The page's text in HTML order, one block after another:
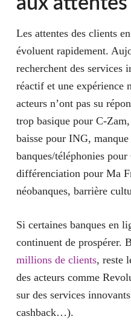
Les attentes des clients
évoluent rapidement.
recherchent des services
réactif et une expérience
acteurs n’ont pas su
trop basique pour C-
baisse pour ING, manque
banques/téléphonies
différenciation pour Ma
néobanques, barrière
Si certaines banques en
continuent de prospérer.
millions de clients, reste
des acteurs comme
sur des services
cashback…).